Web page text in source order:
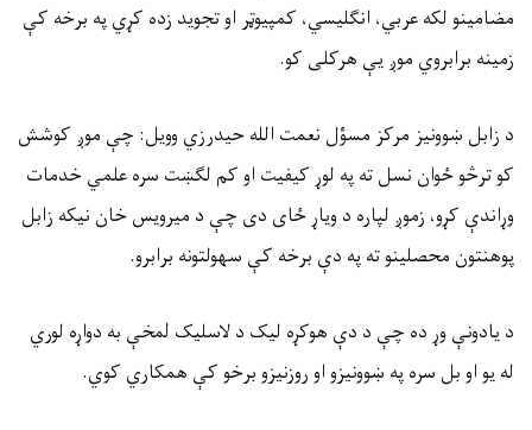
مضامينو لکه عربي، انګليسي، کمپيوټر او تجوید زده کړي په برخه کې
زمینه برابروي موږ یې هرکلی کو.
د زابل ښوونیز مرکز مسؤل نعمت الله حیدرزي وویل: چې موږ کوشش
کو ترڅو ځوان نسل ته په لوړ کیفیت او کم لګښت سره علمي خدمات
وړاندې کړو، زموږ لپاره د ویاړ ځای دی چې د میرویس خان نیکه زابل
پوهنتون محصلینو ته په دې برخه کې سهولتونه برابرو.
د یادونې وړ ده چې د دې هوکړه لیک د لاسلیک لمخې به دواړه لوري
له یو او بل سره په ښوونیزو او روزنیزو برخو کې همکاري کوي.